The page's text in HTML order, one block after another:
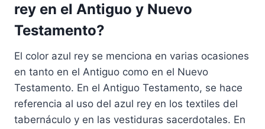
rey en el Antiguo y Nuevo
Testamento?
El color azul rey se menciona en varias ocasiones
en tanto en el Antiguo como en el Nuevo
Testamento. En el Antiguo Testamento, se hace
referencia al uso del azul rey en los textiles del
tabernáculo y en las vestiduras sacerdotales. En